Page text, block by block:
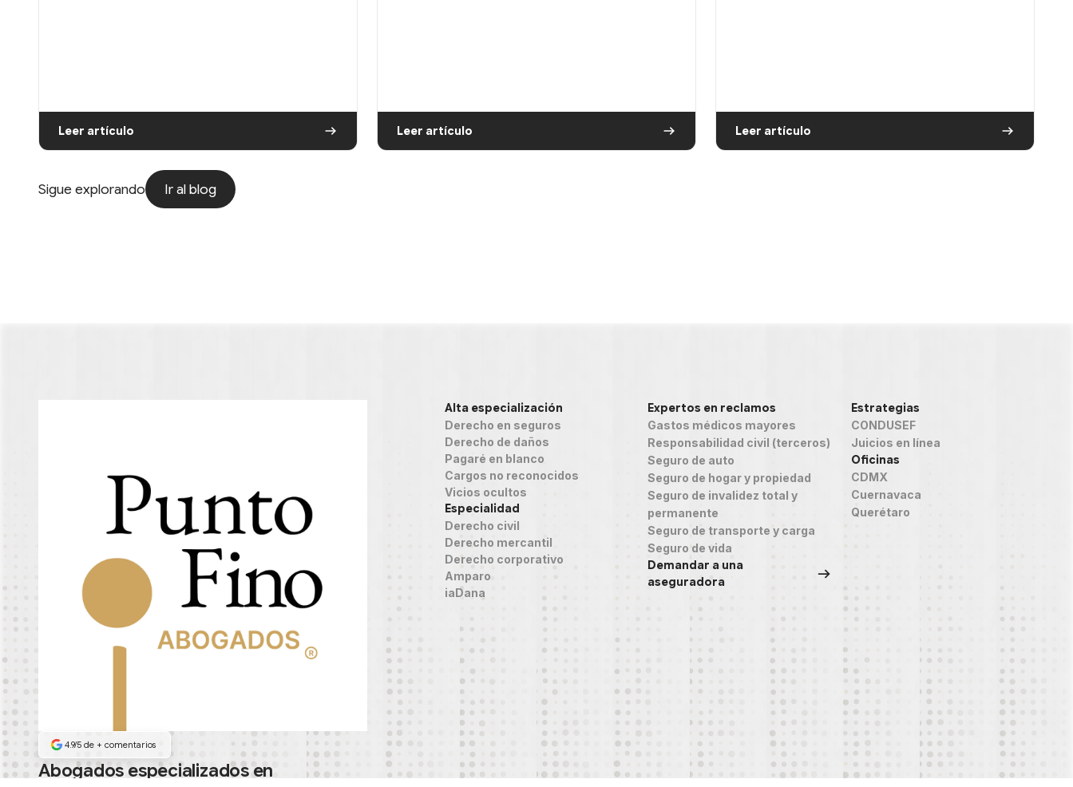
Leer artículo Leer artículo Leer artículo
Sigue explorando Ir al blog
4.9/5 de + comentarios
Abogados especializados en
Alta especialización
Derecho en seguros
Derecho de daños
Pagaré en blanco
Cargos no reconocidos
Vicios ocultos
Especialidad
Derecho civil
Derecho mercantil
Derecho corporativo
Amparo
iaDana
Expertos en reclamos
Gastos médicos mayores
Responsabilidad civil (terceros)
Seguro de auto
Seguro de hogar y propiedad
Seguro de invalidez total y
permanente
Seguro de transporte y carga
Seguro de vida
Demandar a una
aseguradora
Estrategias
CONDUSEF
Juicios en línea
Oficinas
CDMX
Cuernavaca
Querétaro